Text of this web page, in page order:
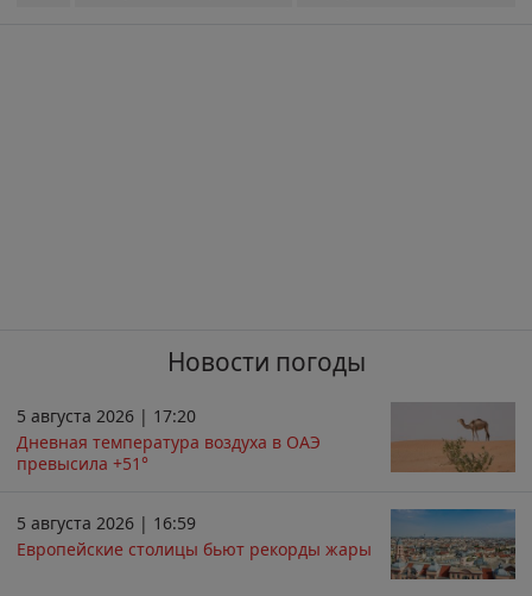
Новости погоды
5 августа 2026 | 17:20
Дневная температура воздуха в ОАЭ
превысила +51°
5 августа 2026 | 16:59
Европейские столицы бьют рекорды жары